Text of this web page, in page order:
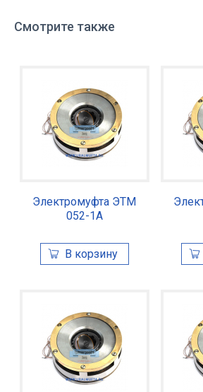
Смотрите также
Электромуфта ЭТМ
052-1А